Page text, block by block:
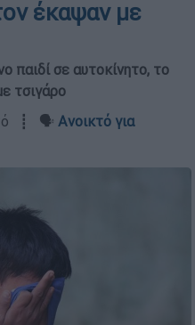
έκαψαν με
παιδί σε αυτοκίνητο, το
τσιγάρο
┋ 🗣️ Ανοικτό για